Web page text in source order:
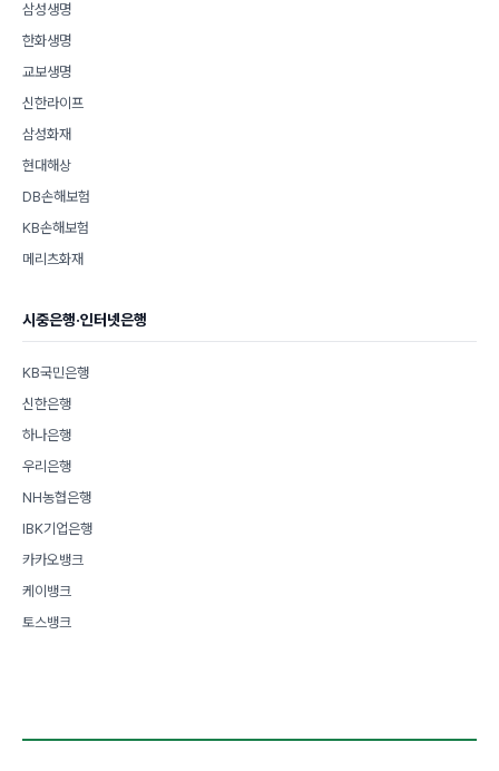
삼성생명
한화생명
교보생명
신한라이프
삼성화재
현대해상
DB손해보험
KB손해보험
메리츠화재
시중은행·인터넷은행
KB국민은행
신한은행
하나은행
우리은행
NH농협은행
IBK기업은행
카카오뱅크
케이뱅크
토스뱅크